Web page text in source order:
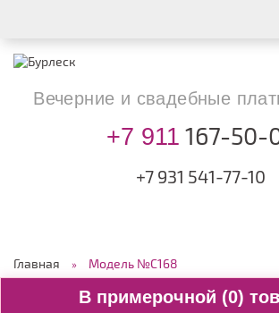
0
Вечерние и свадебные
+7 911 167-50-
+7 931 541-77-10
Главная Модель №C168